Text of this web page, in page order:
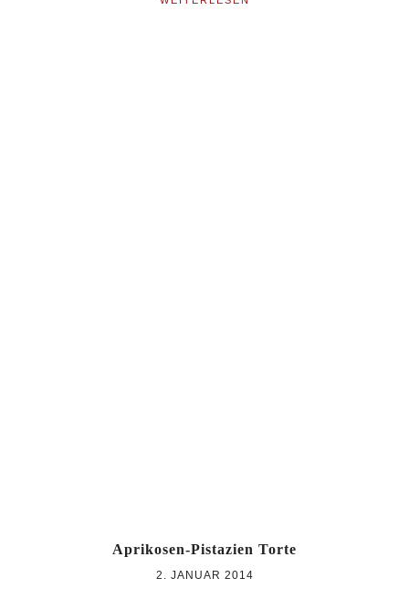
Aprikosen-Pistazien Torte
2. JANUAR 2014